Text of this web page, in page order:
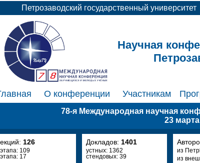
Петрозаводский государственный университет
Научная
О конференции Участникам
78-я Международная научная
23
126
109
17
Докладов: 1401
устных: 1362
стендовых: 39
из
из